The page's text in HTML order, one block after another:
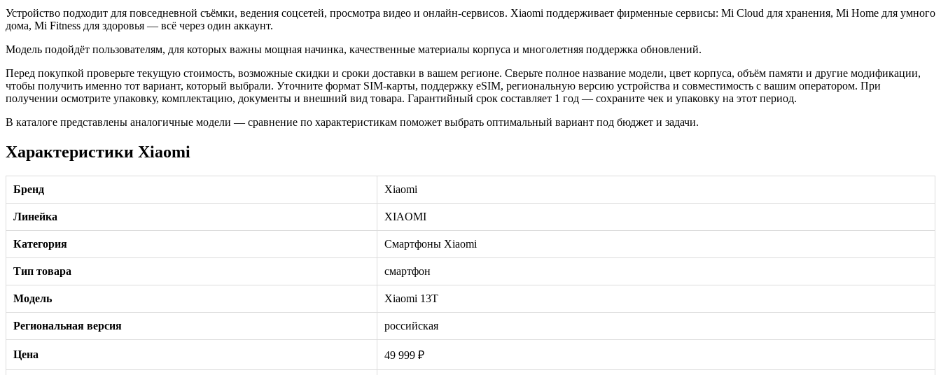
Устройство подходит для повседневной съёмки, ведения соцсетей, просмотра видео и онлайн-сервисов. Xiaomi поддерживает фирменные сервисы: Mi Cloud для хранения, Mi Home для умного
дома, Mi Fitness для здоровья — всё через один аккаунт.
Модель подойдёт пользователям, для которых важны мощная начинка, качественные материалы корпуса и многолетняя поддержка обновлений.
Перед покупкой проверьте текущую стоимость, возможные скидки и сроки доставки в вашем регионе. Сверьте полное название модели, цвет корпуса, объём памяти и другие модификации,
чтобы получить именно тот вариант, который выбрали. Уточните формат SIM-карты, поддержку eSIM, региональную версию устройства и совместимость с вашим оператором. При
получении осмотрите упаковку, комплектацию, документы и внешний вид товара. Гарантийный срок составляет 1 год — сохраните чек и упаковку на этот период.
В каталоге представлены аналогичные модели — сравнение по характеристикам поможет выбрать оптимальный вариант под бюджет и задачи.
Характеристики Xiaomi
Бренд Xiaomi
Линейка XIAOMI
Категория Смартфоны Xiaomi
Тип товара смартфон
Модель Xiaomi 13T
Региональная версия российская
Цена 49 999 ₽